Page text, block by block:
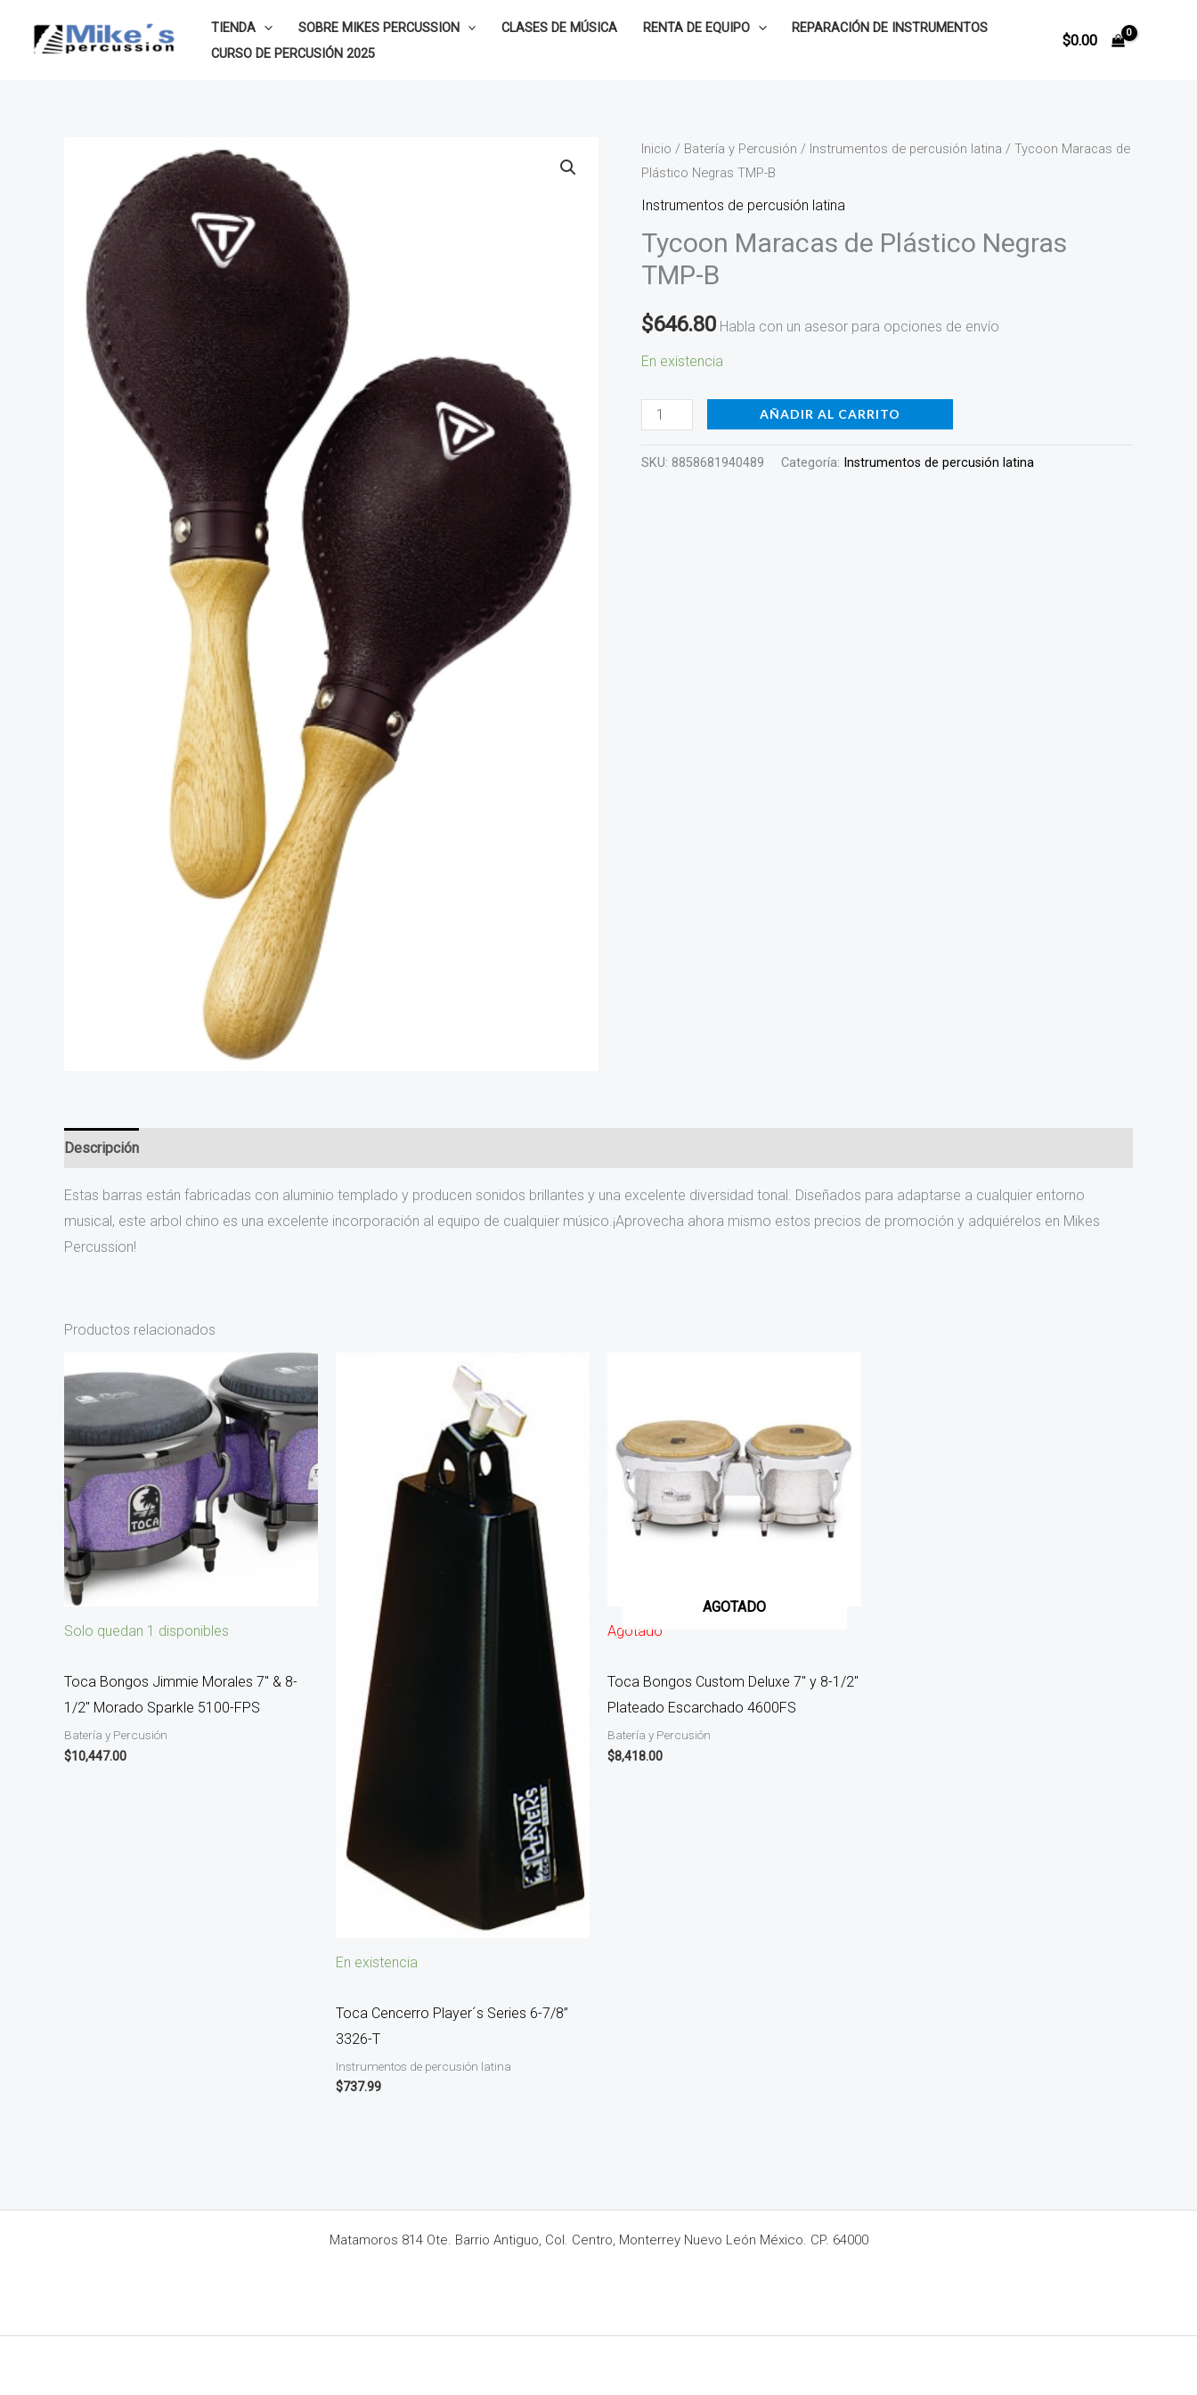
TIENDA SOBRE MIKES PERCUSSION CLASES DE MÚSICA RENTA DE EQUIPO
REPARACIÓN DE INSTRUMENTOS
CURSO DE PERCUSIÓN 2025
$0.00
Inicio / Batería y Percusión / Instrumentos de percusión latina / Tycoon Maracas de
Plástico Negras TMP-B
Instrumentos de percusión latina
Tycoon Maracas de Plástico Negras
TMP-B
$646.80 Habla con un asesor para opciones de envío
En existencia
Tycoon
Maracas
de
Negras
TMP-
cantidad
AÑADIR AL CARRITO
SKU: 8858681940489 Categoría: Instrumentos de percusión latina
Descripción
Estas barras están fabricadas con aluminio templado y producen sonidos brillantes y una excelente diversidad tonal. Diseñados para adaptarse a cualquier entorno
musical, este arbol chino es una excelente incorporación al equipo de cualquier músico.¡Aprovecha ahora mismo estos precios de promoción y adquiérelos en Mikes
Percussion!
Productos relacionados
Solo quedan 1 disponibles
Toca Bongos Jimmie Morales 7″ & 8-
1/2″ Morado Sparkle 5100-FPS
Batería y Percusión
$10,447.00
En existencia
Toca Cencerro Player´s Series 6-7/8’’
3326-T
Instrumentos de percusión latina
$737.99
AGOTADO
Agotado
Toca Bongos Custom Deluxe 7″ y 8-1/2″
Plateado Escarchado 4600FS
Batería y Percusión
$8,418.00
Matamoros 814 Ote. Barrio Antiguo, Col. Centro, Monterrey Nuevo León México. CP. 64000